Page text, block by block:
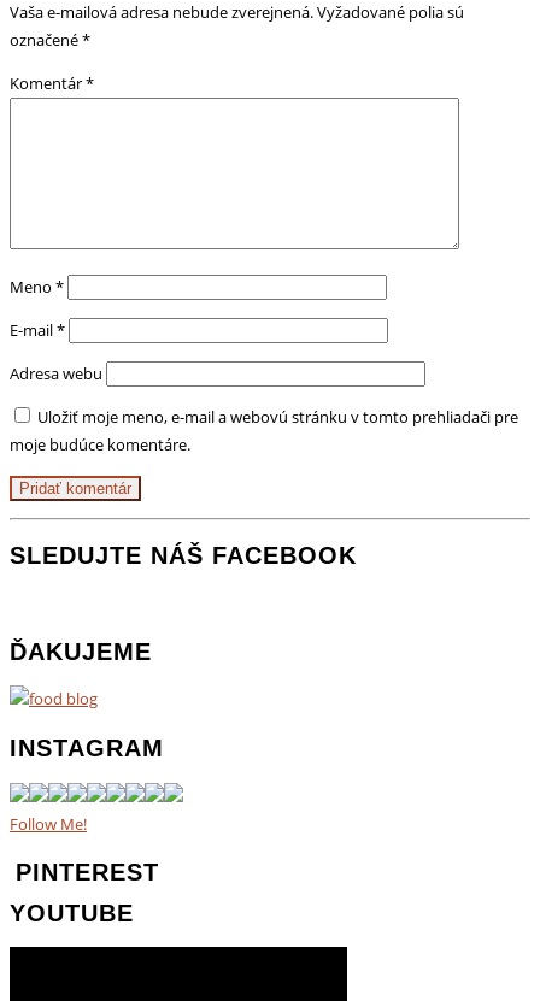
Vaša e-mailová adresa nebude zverejnená.Vyžadované polia sú
označené*
Komentár*
Meno *
E-mail*
Adresa webu
Uložiť moje meno, e-mail a webovú stránku v tomto prehliadači pre
moje budúce komentáre.
SLEDUJTE NÁŠ FACEBOOK
ĎAKUJEME
INSTAGRAM
Follow Me!
PINTEREST
YOUTUBE